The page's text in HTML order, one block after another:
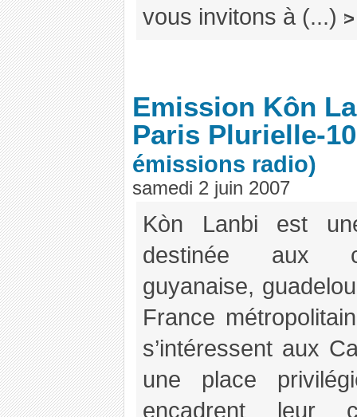
vous invitons à (...) >
Emission Kôn
Paris Plurielle-
émissions radio)
samedi 2 juin 2007
Kòn Lanbi est
destinée aux
guyanaise,
France
s’intéressent aux
une place
encadrent leur